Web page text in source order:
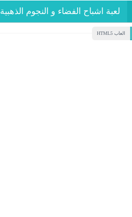
لعبة اشباح الفضاء و النجوم الذهبية
العاب HTML5